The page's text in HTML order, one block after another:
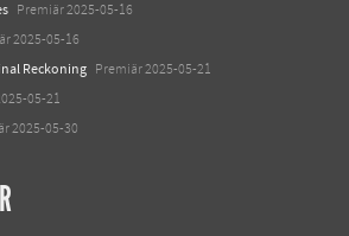
Premiär 2025-05-16
2025-05-16
Reckoning Premiär 2025-05-21
05-21
2025-05-30